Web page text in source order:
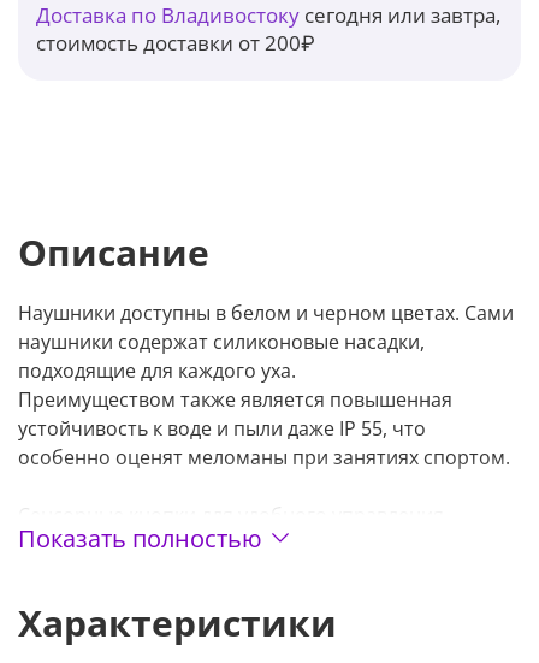
Доставка по Владивостоку сегодня или завтра,
стоимость доставки от 200₽
Описание
Наушники доступны в белом и черном цветах. Сами
наушники содержат силиконовые насадки,
подходящие для каждого уха.
Преимуществом также является повышенная
устойчивость к воде и пыли даже IP 55, что
особенно оценят меломаны при занятиях спортом.
Сенсорные кнопки для удобного управления
основными функциями. Сенсорное управление
режим ANC. Кратковременное нажатие на наушники
Показать полностью
Характеристики